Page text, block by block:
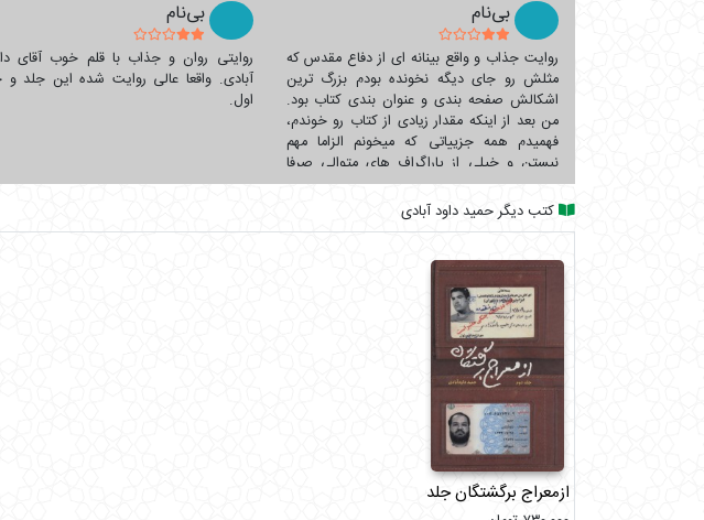
بی‌نام
روایت جذاب و واقع بینانه ای از دفاع مقدس که
مثلش رو جای دیگه نخونده بودم بزرگ ترین
اشکالش صفحه بندی و عنوان بندی کتاب بود.
من بعد از اینکه مقدار زیادی از کتاب رو خوندم،
فهمیدم همه جزییاتی که میخونم الزاما مهم
نیستن و خیلی از پاراگراف های متوالی صرفا
خاطراتی هستن که از نظر زمانی نزدیک به همن
و هیچ ربطی به هم ندارن. خیلی بهتر میشد اگر
تعدادی از عکس هایی که روایتشون کرده، انتهای
این کتاب رو خوندید، دیگه لازم نیست «دیدم که
جانم میرود» رو بخونید. چون میشه گفت قسمت
های مربوط به شهید کاظم زاده رو عینا اونجا
اورده و اسم یک کتاب مستقل روش گذاشته
شده. وگرنه محتوا دقیییقا و کلمه به کلمه همینه.
شاید فقط ۱۰ صفحه مطلب اضافه تر داشته باشه
بی‌نام
روایتی روان و جذاب با قلم خوب آقای
آبادی. واقعا عالی روایت شده این جلد و
اول.
کتب دیگر حمید داود آبادی
ازمعراج برگشتگان جلداول